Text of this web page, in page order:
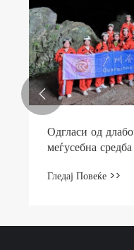
Одгласи од
меѓусебна
Гледај Повеќе >>
